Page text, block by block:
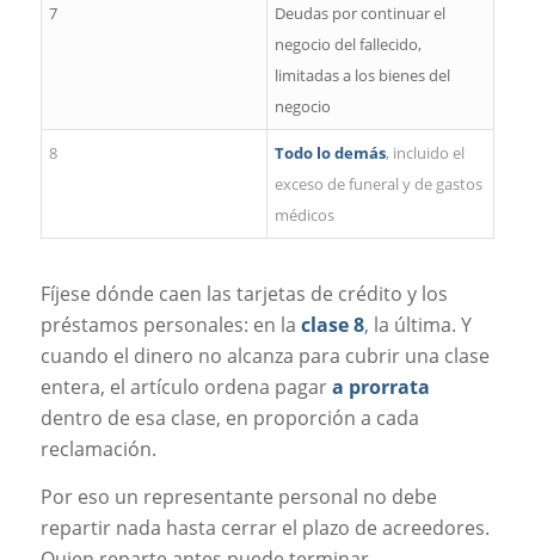
7
Deudas por continuar el
negocio del fallecido,
limitadas a los bienes del
negocio
8 Todo lo demás, incluido el
exceso de funeral y de gastos
médicos
Fíjese dónde caen las tarjetas de crédito y los
préstamos personales: en la clase 8, la última. Y
cuando el dinero no alcanza para cubrir una clase
entera, el artículo ordena pagara prorrata
dentro de esa clase, en proporción a cada
reclamación.
Por eso un representante personal no debe
repartir nada hasta cerrar el plazo de acreedores.